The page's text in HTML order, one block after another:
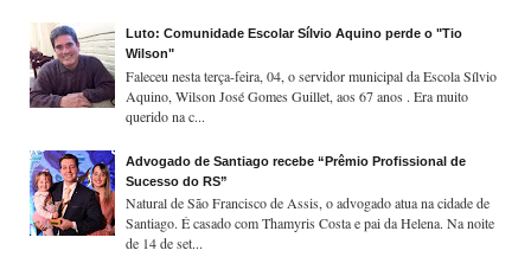
Luto: Comunidade Escolar Sílvio Aquino perde o "Tio
Wilson"
Faleceu nesta terça-feira, 04, o servidor municipal da Escola Sílvio
Aquino, Wilson José Gomes Guillet, aos 67 anos . Era muito
querido na c...
Advogado de Santiago recebe “Prêmio Profissional de
Sucesso do RS”
Natural de São Francisco de Assis, o advogado atua na cidade de
Santiago. É casado com Thamyris Costa e pai da Helena. Na noite
de 14 de set...